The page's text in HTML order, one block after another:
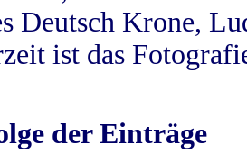
Deutsch Krone,
ist das
der Einträge